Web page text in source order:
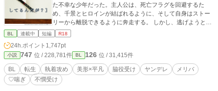
た不幸な少年だった。主人公は、死亡フラグを回避するた
め、千景とヒロインが結ばれるように、そして自身はストー
リーから離脱できるように奔走する。 しかし、逃げようとす
るほど深まっていく義兄の執着。果たして、主人公はヤンデ
意⚠️ ※R-18【無理矢理、♡喘ぎ、濁点喘ぎ】 ※メイン攻め以
外に襲われるシーン有り(※挿入なし) ※メリバ(監禁、洗脳有
り) ※暴力表現あり(サブ攻めによる)
BL 連載中 短編 R18
24h.ポイント 1,747pt
小説 747 位 / 228,781件 BL 126 位 / 31,415件
BL 転生 執着攻め 美形×平凡 脇役受け ヤンデレ
メリバ
♡喘ぎ
不憫受け